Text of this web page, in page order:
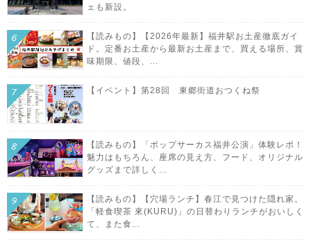
ェも新設。
【読みもの】【2026年最新】福井駅お土産徹底ガイ
ド。定番お土産から最新お土産まで、買える場所、賞
味期限、値段、...
【イベント】第28回 東郷街道おつくね祭
【読みもの】「ポップサーカス福井公演」体験レポ！
魅力はもちろん、座席の見え方、フード、オリジナル
グッズまで詳しく...
【読みもの】【穴場ランチ】春江で見つけた隠れ家。
「軽食喫茶 來(KURU)」の日替わりランチがおいしく
て、また食...